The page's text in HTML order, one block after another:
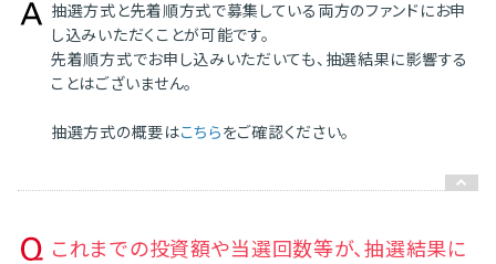
抽選方式と先着順方式で募集している両方のファンドにお申
し込みいただくことが可能です。
先着順方式でお申し込みいただいても、抽選結果に影響する
ことはございません。
抽選方式の概要はこちらをご確認ください。
これまでの投資額や当選回数等が、抽選結果に